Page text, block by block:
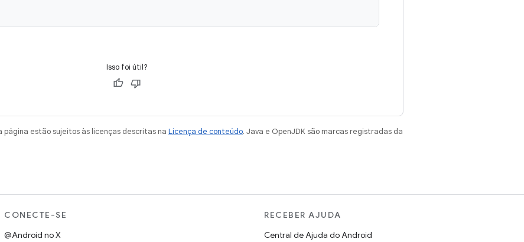
Isso foi útil?
página estão sujeitos às licenças descritas na Licença de conteúdo. Java e OpenJDK são marcas registradas da
CONECTE-SE
@Android no X
RECEBER AJUDA
Central de Ajuda do Android